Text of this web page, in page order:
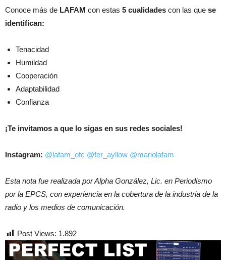
Conoce más de LAFAM con estas 5 cualidades con las que se
identifican:
Tenacidad
Humildad
Cooperación
Adaptabilidad
Confianza
¡Te invitamos a que lo sigas en sus redes sociales!
Instagram: @lafam_ofc @fer_ayllow @mariolafam
Esta nota fue realizada por Alpha González, Lic. en Periodismo
por la EPCS, con experiencia en la cobertura de la industria de la
radio y los medios de comunicación.
Post Views: 1.892